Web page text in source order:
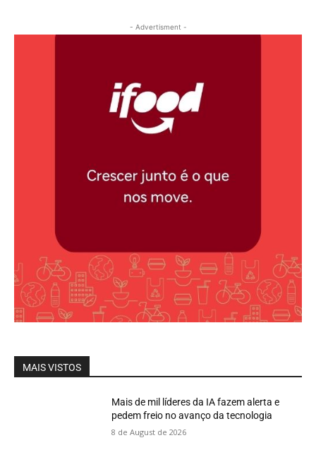
- Advertisment -
MAIS VISTOS
Mais de mil líderes da IA fazem alerta e
pedem freio no avanço da tecnologia
8 de August de 2026